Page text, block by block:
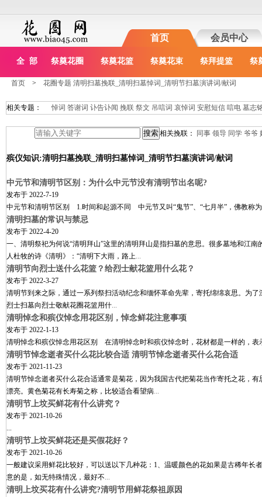
首页 会员中心
全 部 祭奠花圈 祭奠花篮 祭奠花束 祭拜提篮 祭
首页 > 花圈专题 清明扫墓挽联_清明扫墓悼词_清明节扫墓演讲词/献词
相关专题： 悼词 答谢词 讣告讣闻 挽联 祭文 吊唁词 哀悼词 安慰短信 唁电 墓志
相关挽联： 同事 领导 同学 爷爷
殡仪知识:清明扫墓挽联_清明扫墓悼词_清明节扫墓演讲词/献词
中元节和清明节区别：为什么中元节没有清明节出名呢?
发布于 2022-7-19
中元节和清明节区别 1.时间和起源不同 中元节又叫“鬼节”、“七月半”，佛教称
清明扫墓的常识与禁忌
发布于 2022-4-20
一、清明祭祀为何说“清明拜山”这里的清明拜山是指扫墓的意思。很多墓地和江
人杜牧的诗《清明》：“清明下大雨，路上...
清明节向烈士送什么花篮？给烈士献花篮用什么花？
发布于 2022-3-27
清明节到来之际，通过一系列祭扫活动纪念和缅怀革命先辈，寄托绵绵哀思。为
烈士扫墓向烈士敬献花圈花篮用什...
清明悼念和殡仪悼念用花区别，悼念鲜花注意事项
发布于 2022-1-13
清明悼念和殡仪悼念用花区别 在清明悼念时和殡仪悼念时，花材都是一样的，
清明节悼念逝者买什么花比较合适 清明节悼念逝者买什么花合适
发布于 2021-11-23
清明节悼念逝者买什么花合适通常是菊花，因为我国古代把菊花当作寄托之花，
漂亮。黄色菊花有长寿菊之称，比较适合看望病...
清明节上坟买鲜花有什么讲究？
发布于 2021-10-26
...
清明节上坟买鲜花还是买假花好？
发布于 2021-10-26
一般建议采用鲜花比较好，可以送以下几种花：1、温暖颜色的花如果是古稀年
意的是，如无特殊情况，最好不...
清明上坟买花有什么讲究?清明节用鲜花祭祖原因